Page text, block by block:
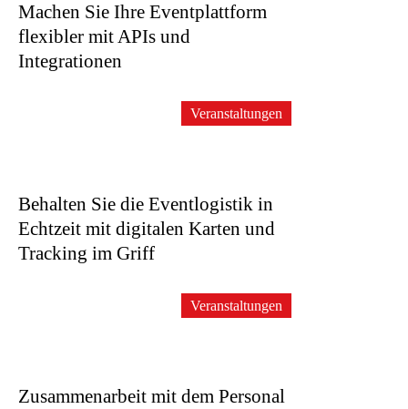
Machen Sie Ihre Eventplattform
flexibler mit APIs und
Integrationen
Behalten Sie die Eventlogistik in
Echtzeit mit digitalen Karten und
Tracking im Griff
Veranstaltungen
Zusammenarbeit mit dem Personal
Veranstaltungen